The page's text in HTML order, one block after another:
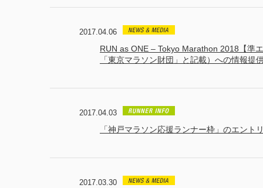
2017.04.06
RUN as ONE – Tokyo Marathon 2018【準
「東京マラソン財団」と記載）への情報提
2017.04.03
「神戸マラソン応援ランナー枠」のエント
2017.03.30